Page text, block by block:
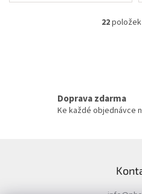
O
í
y
v
22položek
Doprava zdarma
Ke každé objednávce